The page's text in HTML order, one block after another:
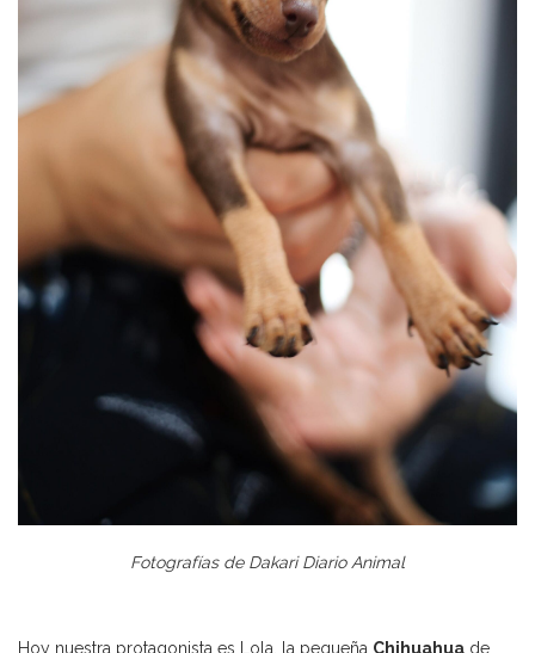
Fotografías de Dakari Diario Animal
Hoy nuestra protagonista es Lola, la pequeña Chihuahua de